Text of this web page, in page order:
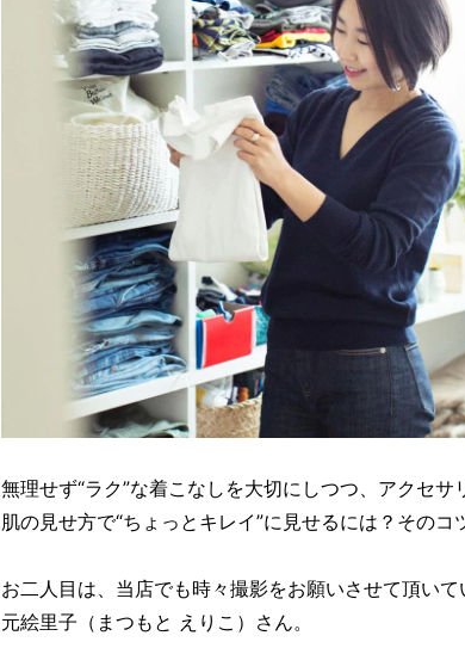
無理せず“ラク”な着こなしを大切にしつつ、アクセサ
肌の見せ方で“ちょっとキレイ”に見せるには？そのコ
お二人目は、当店でも時々撮影をお願いさせて頂い
元絵里子（まつもと えりこ）さん。